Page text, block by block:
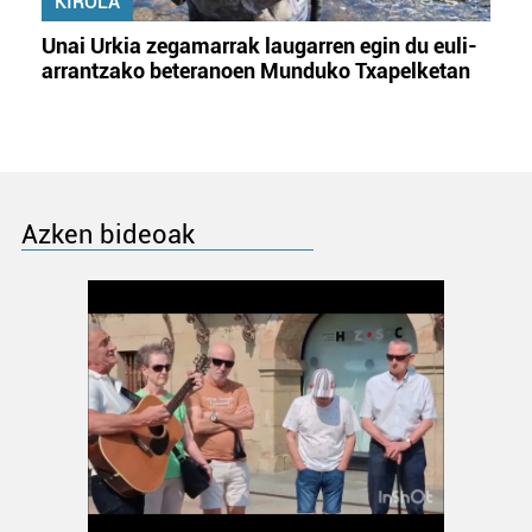
erabiltzeko baimen esplizitua ematen diguzu.Gehiago
irakurri
Unai Urkia zegamarrak laugarren egin du euli-
arrantzako beteranoen Munduko Txapelketan
Azken bideoak